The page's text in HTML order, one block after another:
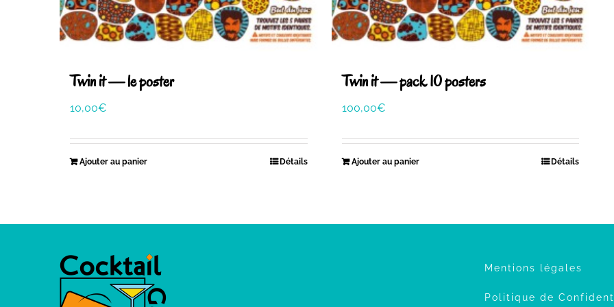
Twin it — le poster
10,00€
Ajouter au panier Détails
Twin it — pack 10 posters
100,00€
Ajouter au panier Détails
Mentions légales
Politique de